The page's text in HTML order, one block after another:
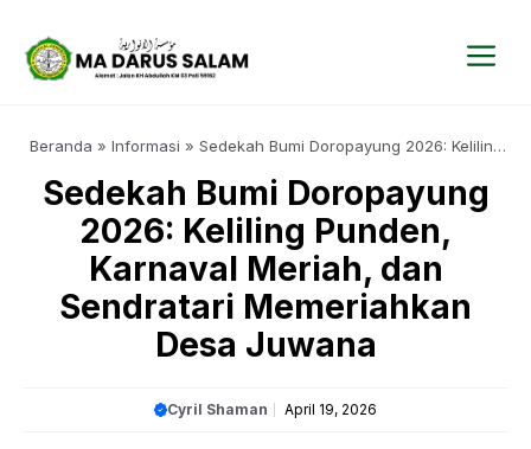
Beranda » Informasi » Sedekah Bumi Doropayung 2026: Keliling
Juwana
Sedekah Bumi Doropayung
2026: Keliling Punden,
Karnaval Meriah, dan
Sendratari Memeriahkan
Desa Juwana
Cyril Shaman April 19, 2026